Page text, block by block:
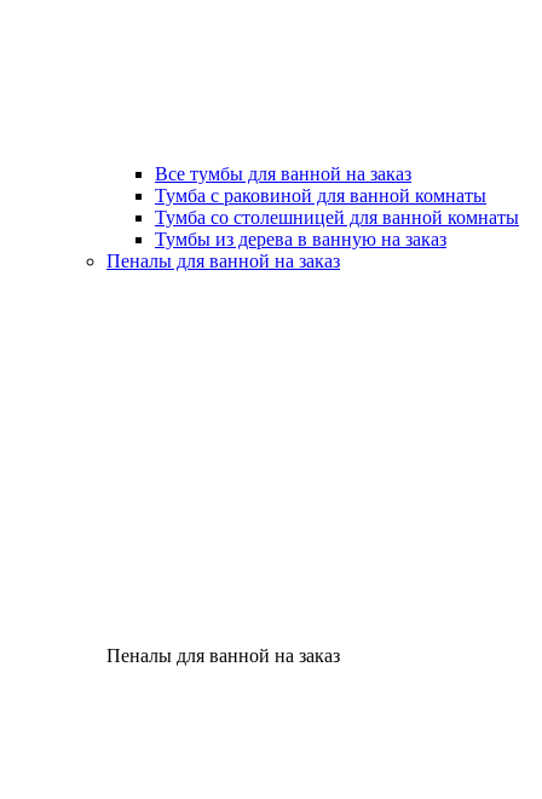
Все тумбы для ванной на заказ
Тумба с раковиной для ванной комнаты
Тумба со столешницей для ванной комнаты
Тумбы из дерева в ванную на заказ
Пеналы для ванной на заказ
Пеналы для ванной на заказ